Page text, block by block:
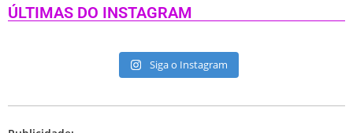
ÚLTIMAS DO INSTAGRAM
Siga o Instagram